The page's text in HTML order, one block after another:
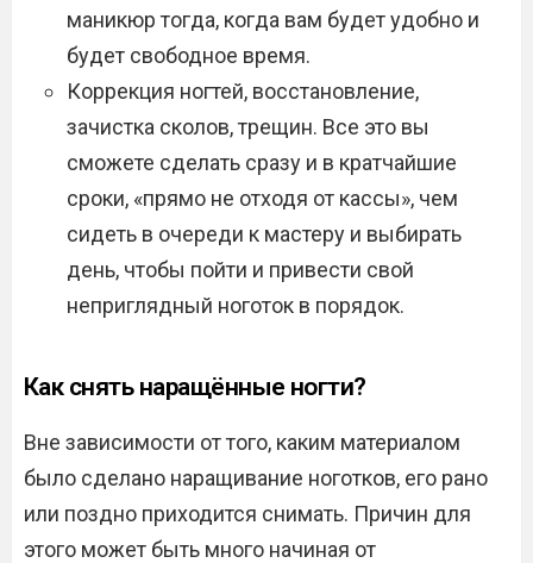
маникюр тогда, когда вам будет удобно и
будет свободное время.
Коррекция ногтей, восстановление,
зачистка сколов, трещин. Все это вы
сможете сделать сразу и в кратчайшие
сроки, «прямо не отходя от кассы», чем
сидеть в очереди к мастеру и выбирать
день, чтобы пойти и привести свой
неприглядный ноготок в порядок.
Как снять наращённые ногти?
Вне зависимости от того, каким материалом
было сделано наращивание ноготков, его рано
или поздно приходится снимать. Причин для
этого может быть много начиная от